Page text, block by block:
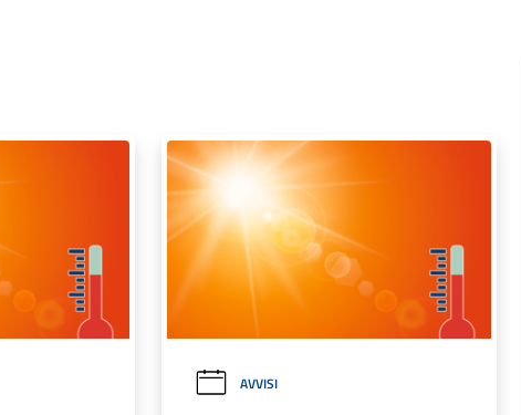
AVVISI